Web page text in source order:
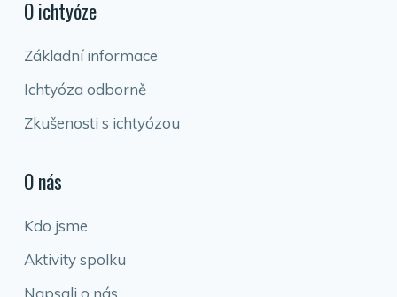
O ichtyóze
Základní informace
Ichtyóza odborně
Zkušenosti s ichtyózou
O nás
Kdo jsme
Aktivity spolku
Napsali o nás